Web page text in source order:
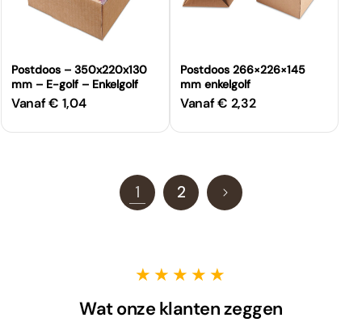
Postdoos – 350x220x130
mm – E-golf – Enkelgolf
Normale
Vanaf € 1,04
Postdoos 266×226×145
mm enkelgolf
Normale
Vanaf € 2,32
1 2
★★★★★
Wat onze klanten zeggen